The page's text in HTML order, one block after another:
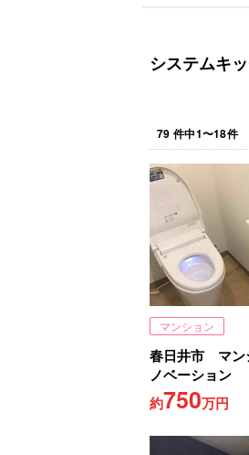
システムキ
79 件中1〜18件
マンション
春日井市 マン
ノベーション
約750万円